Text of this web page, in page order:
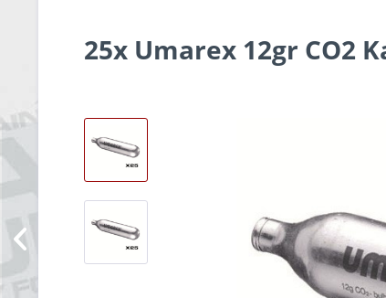
25x Umarex 12gr CO2